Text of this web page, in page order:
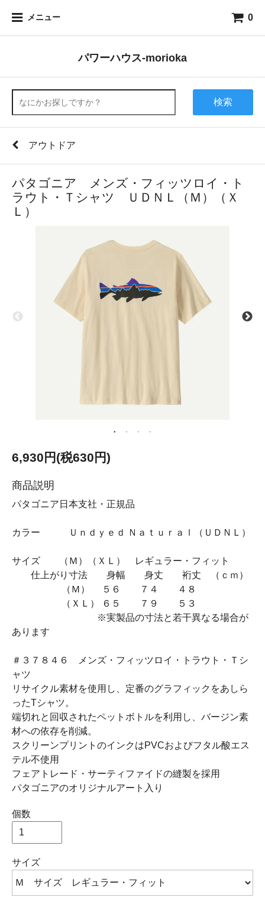
メニュー 0
パワーハウス-morioka
検索
アウトドア
パタゴニア メンズ・フィッツロイ・ト
ラウト・Ｔシャツ ＵＤＮＬ（Ｍ）（Ｘ
Ｌ）
6,930円(税630円)
商品説明
パタゴニア日本支社・正規品
カラー Ｕｎｄｙｅｄ Ｎａｔｕｒａｌ（ＵＤＮＬ）
サイズ （Ｍ）（ＸＬ） レギュラー・フィット
仕上がり寸法 身幅 身丈 裄丈 （ｃｍ）
（Ｍ） ５６ ７４ ４８
（ＸＬ） ６５ ７９ ５３
※実製品の寸法と若干異なる場合が
あります
＃３７８４６ メンズ・フィッツロイ・トラウト・Ｔシ
ャツ
リサイクル素材を使用し、定番のグラフィックをあしら
ったTシャツ。
端切れと回収されたペットボトルを利用し、バージン素
材への依存を削減。
スクリーンプリントのインクはPVCおよびフタル酸エス
テル不使用
フェアトレード・サーティファイドの縫製を採用
パタゴニアのオリジナルアート入り
個数
サイズ